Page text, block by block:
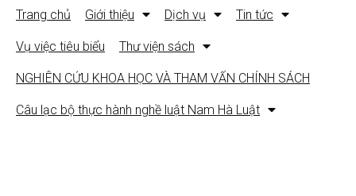
Trang chủ Giới thiệu Dịch vụ Tin tức
Vụ việc tiêu biểu Thư viện sách
NGHIÊN CỨU KHOA HỌC VÀ THAM VẤN CHÍNH SÁCH
Câu lạc bộ thực hành nghề luật Nam Hà Luật